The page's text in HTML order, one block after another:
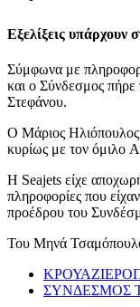
Εξελίξεις υπάρχουν
Σύμφωνα με
και ο Σύνδεσμος
Στεφάνου.
Ο Μάριος Ηλιόπουλος
κυρίως με τον όμιλο
Η Seajets είχε
πληροφορίες που
προέδρου του
Του Μηνά
ΣΥΝΔΕΣΜΟΣ